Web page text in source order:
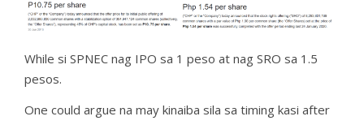
While si SPNEC nag IPO sa 1 peso at nag SRO sa 1.5
pesos.
One could argue na may kinaiba sila sa timing kasi after